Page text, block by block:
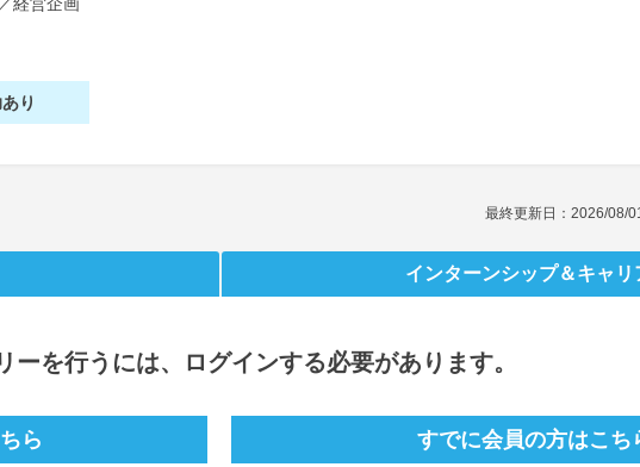
り
最終更新日：2026/08/
インターンシップ＆キャリ
ーを行うには、ログインする必要があります。
すでに会員の方はこち
ら